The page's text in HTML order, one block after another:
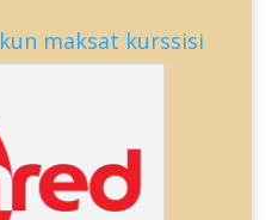
maksat kurssisi